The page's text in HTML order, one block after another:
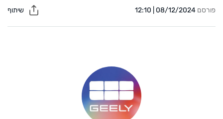
פורסם 08/12/2024 | 12:10